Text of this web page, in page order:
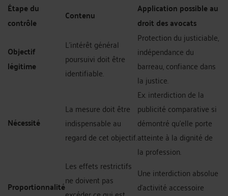
Étape du
contrôle
Contenu
Application possible au
droit des avocats
Objectif
légitime
L’intérêt général
poursuivi doit être
identifiable.
Protection du justiciable,
indépendance du
barreau, confiance dans
la justice.
Nécessité
La mesure doit être
indispensable au
regard de cet objectif.
Ex. interdiction de la
publicité comparative si
démontré qu’elle porte
atteinte à la dignité de
la profession.
Proportionnalité
Les effets restrictifs
ne doivent pas
Une interdiction absolue
d’activité accessoire